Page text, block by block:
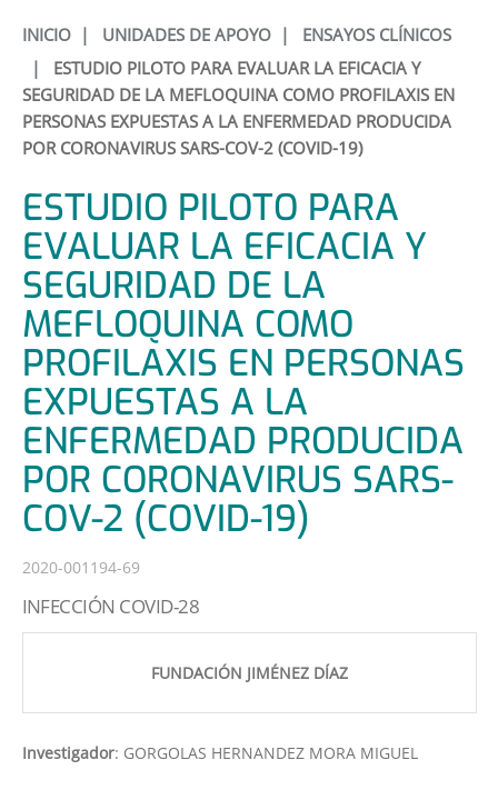
INICIO| UNIDADES DE APOYO| ENSAYOS CLÍNICOS
| ESTUDIO PILOTO PARA EVALUAR LA EFICACIA Y
SEGURIDAD DE LA MEFLOQUINA COMO PROFILAXIS EN
PERSONAS EXPUESTAS A LA ENFERMEDAD PRODUCIDA
POR CORONAVIRUS SARS-COV-2 (COVID-19)
ESTUDIO PILOTO PARA
EVALUAR LA EFICACIA Y
SEGURIDAD DE LA
MEFLOQUINA COMO
PROFILAXIS EN PERSONAS
EXPUESTAS A LA
ENFERMEDAD PRODUCIDA
POR CORONAVIRUS SARS-
COV-2 (COVID-19)
2020-001194-69
INFECCIÓN COVID-28
FUNDACIÓN JIMÉNEZ DÍAZ
Investigador: GORGOLAS HERNANDEZ MORA MIGUEL